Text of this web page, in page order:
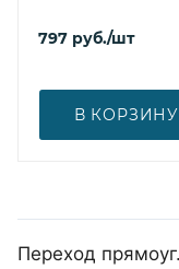
797 руб./шт
В КОРЗИНУ
Переход